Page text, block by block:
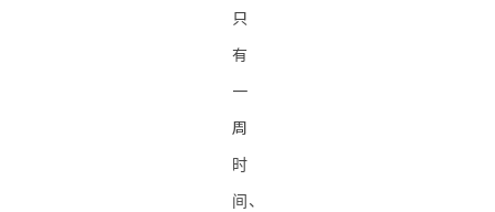
只
有
一
周
时
间、